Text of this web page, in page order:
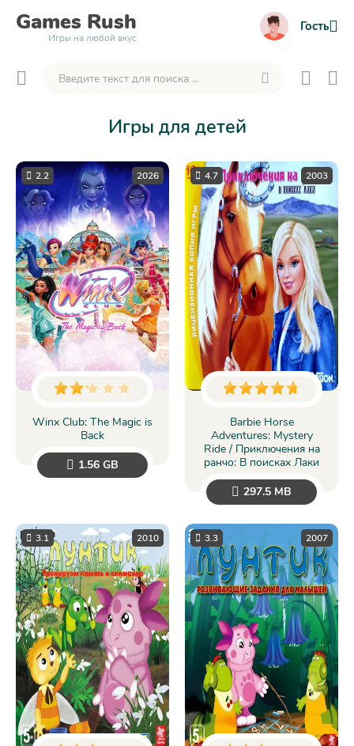
Games Rush
Игры на любой вкус
Гость
Игры для детей
2.2 2026
Winx Club: The Magic is
Back
1.56 GB
4.7 2003
Barbie Horse
Adventures: Mystery
Ride / Приключения на
ранчо: В поисках Лаки
297.5 MB
3.1 2010 3.3 2007